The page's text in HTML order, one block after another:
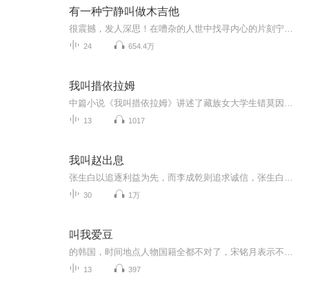
有一种宁静叫做木吉他
24 654.4万
我叫措依拉姆
13 1017
我叫赵出息
30 1万
叫我爱豆
13 397